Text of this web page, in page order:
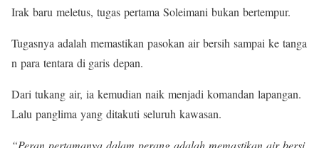
Irak baru meletus, tugas pertama Soleimani bukan bertempur.
Tugasnya adalah memastikan pasokan air bersih sampai ke tanga
n para tentara di garis depan.
Dari tukang air, ia kemudian naik menjadi komandan lapangan.
Lalu panglima yang ditakuti seluruh kawasan.
“Peran pertamanya dalam perang adalah memastikan air bersi